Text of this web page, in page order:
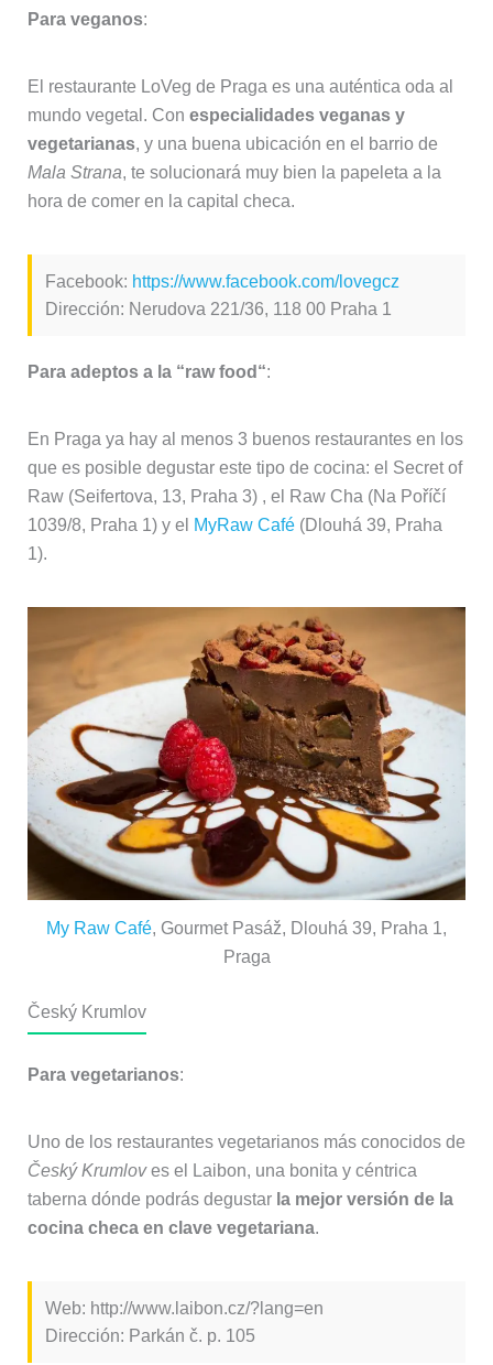
Para veganos:
El restaurante LoVeg de Praga es una auténtica oda al
mundo vegetal. Con especialidades veganas y
vegetarianas, y una buena ubicación en el barrio de
Mala Strana, te solucionará muy bien la papeleta a la
hora de comer en la capital checa.
Facebook: https://www.facebook.com/lovegcz
Dirección: Nerudova 221/36, 118 00 Praha 1
Para adeptos a la “raw food“:
En Praga ya hay al menos 3 buenos restaurantes en los
que es posible degustar este tipo de cocina: el Secret of
Raw (Seifertova, 13, Praha 3) , el Raw Cha (Na Poříčí
1039/8, Praha 1) y el
MyRaw Café(Dlouhá 39, Praha
1).
My Raw Café, Gourmet Pasáž, Dlouhá 39, Praha 1,
Praga
Český Krumlov
Para vegetarianos:
Uno de los restaurantes vegetarianos más conocidos de
Český Krumloves el Laibon, una bonita y céntrica
taberna dónde podrás degustar la mejor versión de la
cocina checa en clave vegetariana.
Web: http://www.laibon.cz/?lang=en
Dirección: Parkán č. p. 105